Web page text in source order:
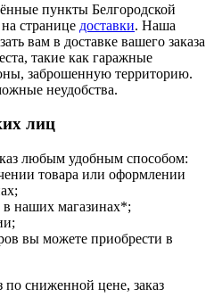
пункты Белгородской
странице доставки. Наша
вам в доставке вашего заказа
такие как гаражные
заброшенную территорию.
неудобства.
лиц
любым удобным способом:
товара или оформлении
в наших магазинах*;
вы можете приобрести в
сниженной цене, заказ